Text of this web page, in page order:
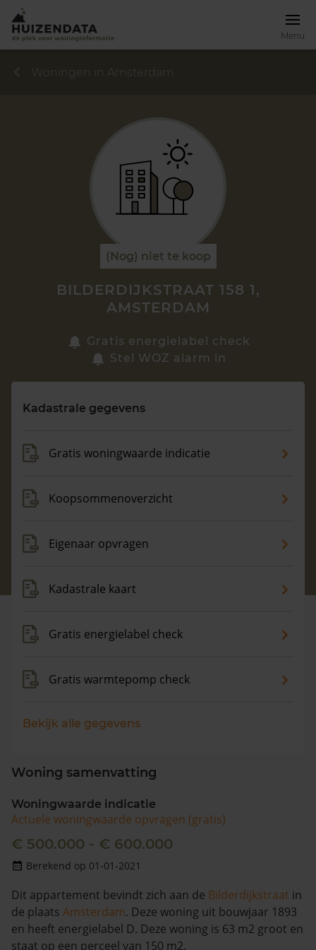
Menu
Vragen? Neem contact met ons op
088 220 4200
Woningen in Amsterdam
(Nog) niet te koop
BILDERDIJKSTRAAT 158 1,
AMSTERDAM
Gratis energielabel check
Stel WOZ alarm in
Kadastrale gegevens
Gratis woningwaarde indicatie
Koopsommenoverzicht
Eigenaar opvragen
Kadastrale kaart
Gratis energielabel check
Gratis warmtepomp check
Bekijk alle gegevens
Woning samenvatting
Woningwaarde indicatie
Actuele woningwaarde opvragen (gratis)
€ 500.000 - € 600.000
Berekend op 01-01-2021
Dit appartement bevindt zich aan de Bilderdijkstraat in
de plaats Amsterdam. Deze woning uit bouwjaar 1893
en heeft energielabel D. Deze woning is 63 m2 groot en
staat op een perceel van 150 m2.